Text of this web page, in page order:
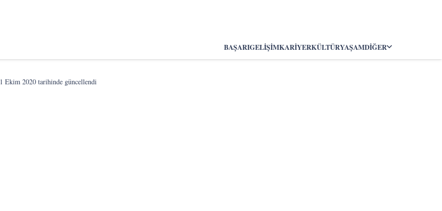
BAŞARIGELIŞIMKARIYERKÜLTÜRYAŞAMDIĞER
1 Ekim 2020 tarihinde güncellendi